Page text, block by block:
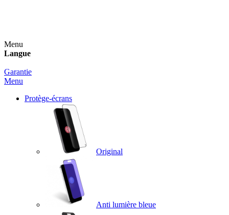
Menu
Langue
Garantie
Menu
Protège-écrans
Original
Anti lumière bleue